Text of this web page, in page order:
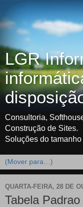
LGR
Consultoria,
Construção de Sites.
Soluções do
QUARTA-FEIRA, 28 DE
Tabela Padrao